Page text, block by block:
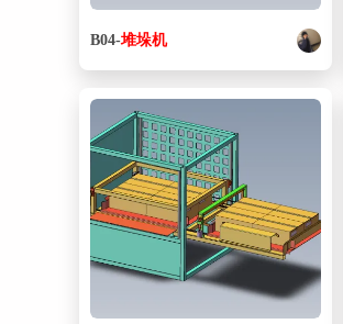
B04-堆垛机